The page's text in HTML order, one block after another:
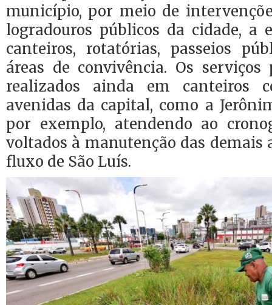
município, por meio de
logradouros públicos da cidade, a
canteiros, rotatórias, passeios
áreas de convivência. Os serviços
realizados ainda em canteiros
avenidas da capital, como a
por exemplo, atendendo ao
voltados à manutenção das demais
fluxo de São Luís.